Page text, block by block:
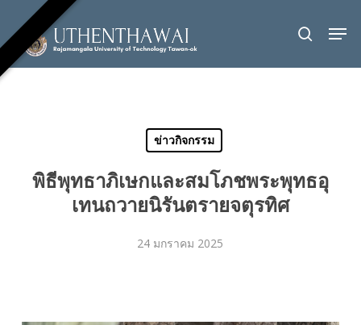
main
content
search
ข่าวกิจกรรม
พิธีพุทธาภิเษกและสมโภชพระพุทธอุ
เทนถวายนิรันตรายจตุรทิศ
24 มกราคม 2025
Menu